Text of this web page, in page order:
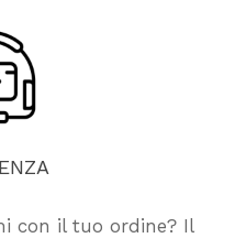
con il tuo ordine? Il